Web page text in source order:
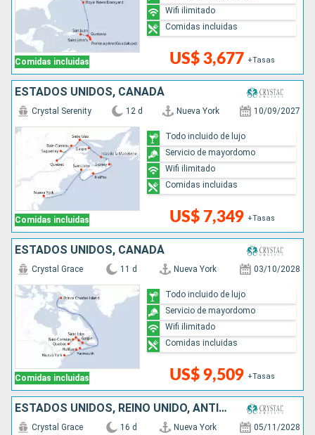
Comidas incluidas US$ 3,677 +Tasas
Wifi ilimitado
Comidas incluidas
ESTADOS UNIDOS, CANADÁ
Comidas incluidas
Crystal Serenity 12 d Nueva York 10/09/2027
US$ 7,349 +Tasas
Todo incluido de lujo
Servicio de mayordomo
Wifi ilimitado
Comidas incluidas
ESTADOS UNIDOS, CANADÁ
Comidas incluidas
Crystal Grace 11 d Nueva York 03/10/2028
US$ 9,509 +Tasas
Todo incluido de lujo
Servicio de mayordomo
Wifi ilimitado
Comidas incluidas
ESTADOS UNIDOS, REINO UNIDO, ANTIGUA Y BARBUDA, SANTA LUCIA, ARUBA, JAMAICA
Crystal Grace 16 d Nueva York 05/11/2028